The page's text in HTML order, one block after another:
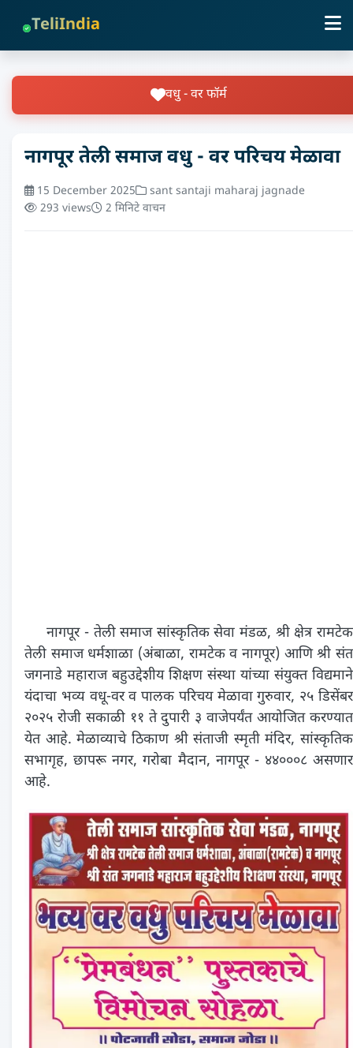
TeliIndia
वधु - वर फॉर्म
नागपूर तेली समाज वधु - वर परिचय मेळावा
15 December 2025
sant santaji maharaj jagnade
293 views
2 मिनिटे वाचन
नागपूर - तेली समाज सांस्कृतिक सेवा मंडळ, श्री क्षेत्र रामटेक
तेली समाज धर्मशाळा (अंबाळा, रामटेक व नागपूर) आणि श्री संत
जगनाडे महाराज बहुउद्देशीय शिक्षण संस्था यांच्या संयुक्त विद्यमाने
यंदाचा भव्य वधू-वर व पालक परिचय मेळावा गुरुवार, २५ डिसेंबर
२०२५ रोजी सकाळी ११ ते दुपारी ३ वाजेपर्यंत आयोजित करण्यात
येत आहे. मेळाव्याचे ठिकाण श्री संताजी स्मृती मंदिर, सांस्कृतिक
सभागृह, छापरू नगर, गरोबा मैदान, नागपूर - ४४०००८ असणार
आहे.